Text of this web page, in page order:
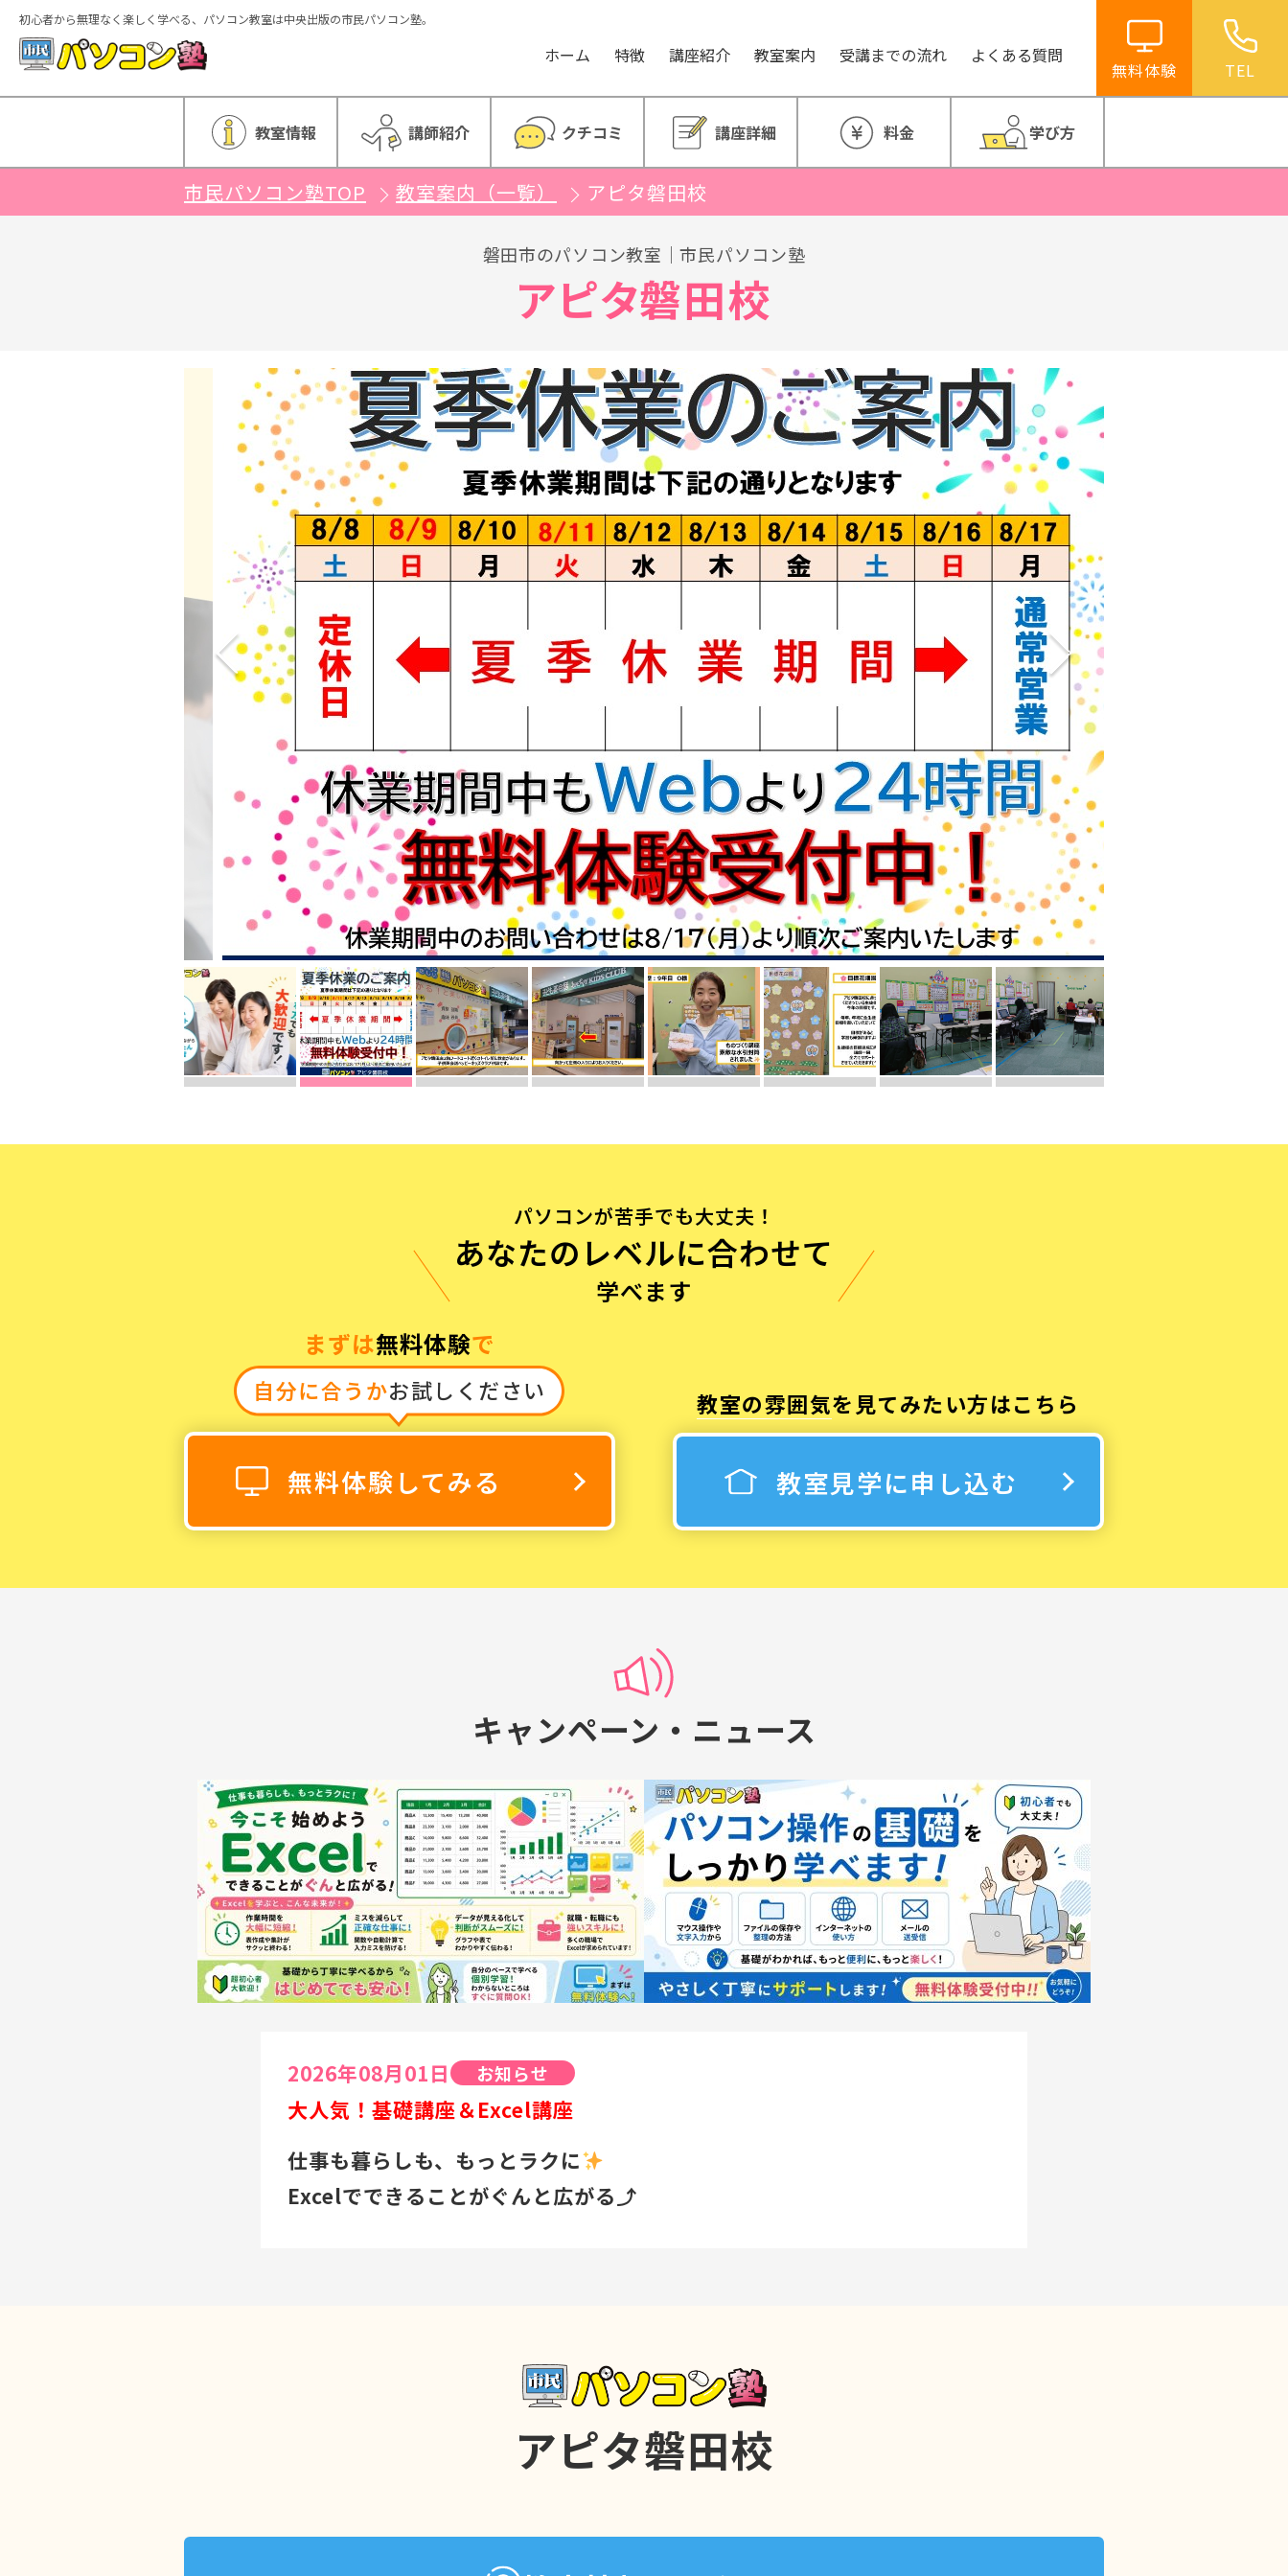
初心者から無理なく楽しく学べる、パソコン教室は中央出版の市民パソコン塾。
ホーム 特徴 講座紹介 教室案内 受講までの流れ よくある質問
無料体験 TEL
ホーム
講座紹介
教室案内
受講までの流れ
よくある質問
無料体験に申し込む
0120-868-003
受付時間／9:00〜18:00 土日祝休み
教室情報 講師紹介 クチコミ 講座詳細 料金 学び方
市民パソコン塾TOP 教室案内（一覧） アピタ磐田校
磐田市のパソコン教室｜市民パソコン塾
アピタ磐田校
パソコンが苦手でも大丈夫！
あなたのレベルに合わせて
学べます
まずは無料体験で
自分に合うかお試しください
無料体験してみる
教室の雰囲気を見てみたい方はこちら
教室見学に申し込む
キャンペーン・ニュース
2026年08月01日 お知らせ
大人気！基礎講座＆Excel講座
仕事も暮らしも、もっとラクに
Excelでできることがぐんと広がる⤴
☑ミスを減らして正確な仕事へ✏
☑データが見える化で正確な判断
☑就職・転職にも強いスキルにアピタ磐田校